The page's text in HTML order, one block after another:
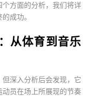
方面的分析，我们将详
成功。
从体育到音乐
深入分析后会发现，它
员在场上所展现的节奏